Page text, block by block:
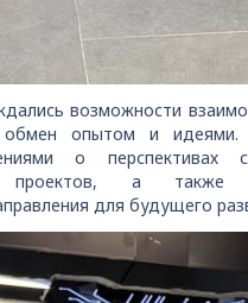
возможности
обмен опытом и идеями.
о перспективах
проектов, а также
для будущего